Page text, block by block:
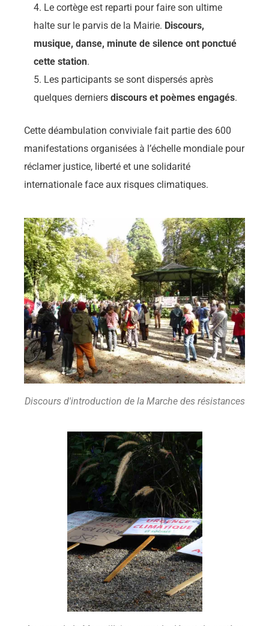
Le cortège est reparti pour faire son ultime
halte sur le parvis de la Mairie. Discours,
musique, danse, minute de silence ont ponctué
cette station.
Les participants se sont dispersés après
quelques derniers discours et poèmes engagés.
Cette déambulation conviviale fait partie des 600
manifestations organisées à l’échelle mondiale pour
réclamer justice, liberté et une solidarité
internationale face aux risques climatiques.
Discours d'introduction de la Marche des résistances